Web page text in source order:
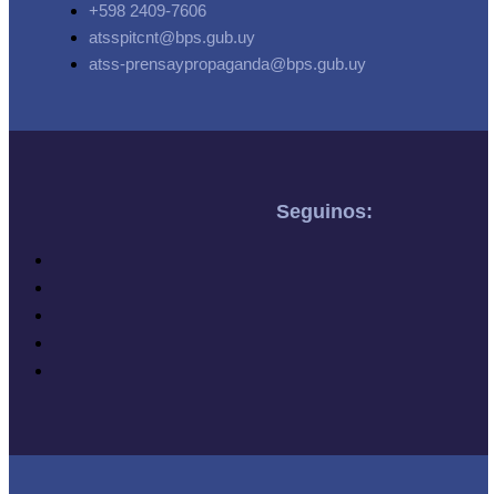
+598 2409-7606
atsspitcnt@bps.gub.uy
atss-prensaypropaganda@bps.gub.uy
Seguinos: